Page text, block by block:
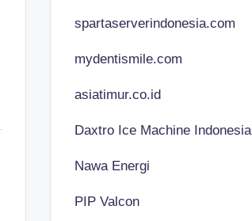
spartaserverindonesia.com
mydentismile.com
asiatimur.co.id
Daxtro Ice Machine Indonesia
Nawa Energi
PIP Valcon